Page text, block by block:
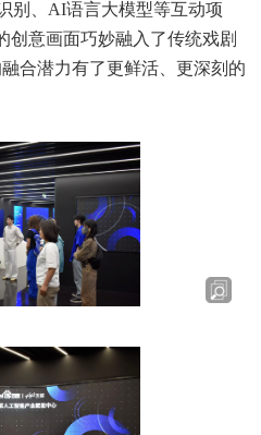
别、 AI语言大模型等互动项
创意画面巧妙融入了传统戏剧
合潜力有了更鲜活、更深刻的